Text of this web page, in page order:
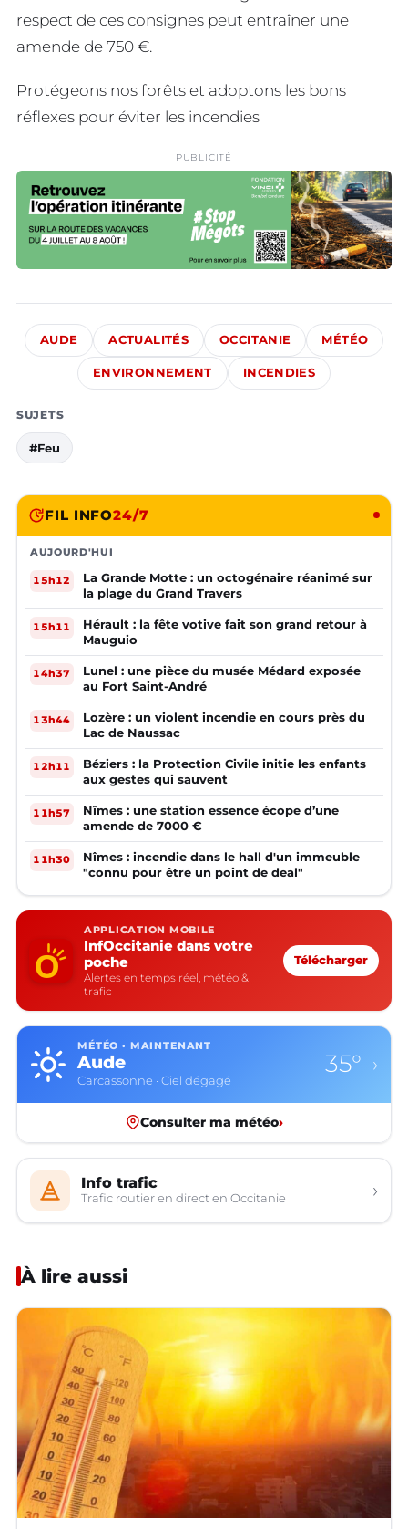
respect de ces consignes peut entraîner une
amende de 750 €.
Protégeons nos forêts et adoptons les bons
réflexes pour éviter les incendies
PUBLICITÉ
AUDE ACTUALITÉS OCCITANIE MÉTÉO
ENVIRONNEMENT INCENDIES
SUJETS
#Feu
FIL INFO24/7
AUJOURD'HUI
15h12
La Grande Motte : un octogénaire réanimé sur
la plage du Grand Travers
15h11
Hérault : la fête votive fait son grand retour à
Mauguio
14h37
Lunel : une pièce du musée Médard exposée
au Fort Saint-André
13h44
Lozère : un violent incendie en cours près du
Lac de Naussac
12h11
Béziers : la Protection Civile initie les enfants
aux gestes qui sauvent
11h57
Nîmes : une station essence écope d’une
amende de 7000 €
11h30
Nîmes : incendie dans le hall d'un immeuble
"connu pour être un point de deal"
APPLICATION MOBILE
InfOccitanie dans votre
poche
Alertes en temps réel, météo &
trafic
Télécharger
MÉTÉO · MAINTENANT
Aude
Carcassonne · Ciel dégagé
35° ›
Consulter ma météo›
Info trafic
Trafic routier en direct en Occitanie ›
À lire aussi